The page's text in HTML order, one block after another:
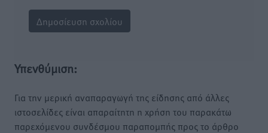
Υπενθύμιση:
Για την μερική αναπαραγωγή της είδησης από άλλες
ιστοσελίδες είναι απαραίτητη η χρήση του παρακάτω
παρεχόμενου συνδέσμου παραπομπής προς το άρθρο